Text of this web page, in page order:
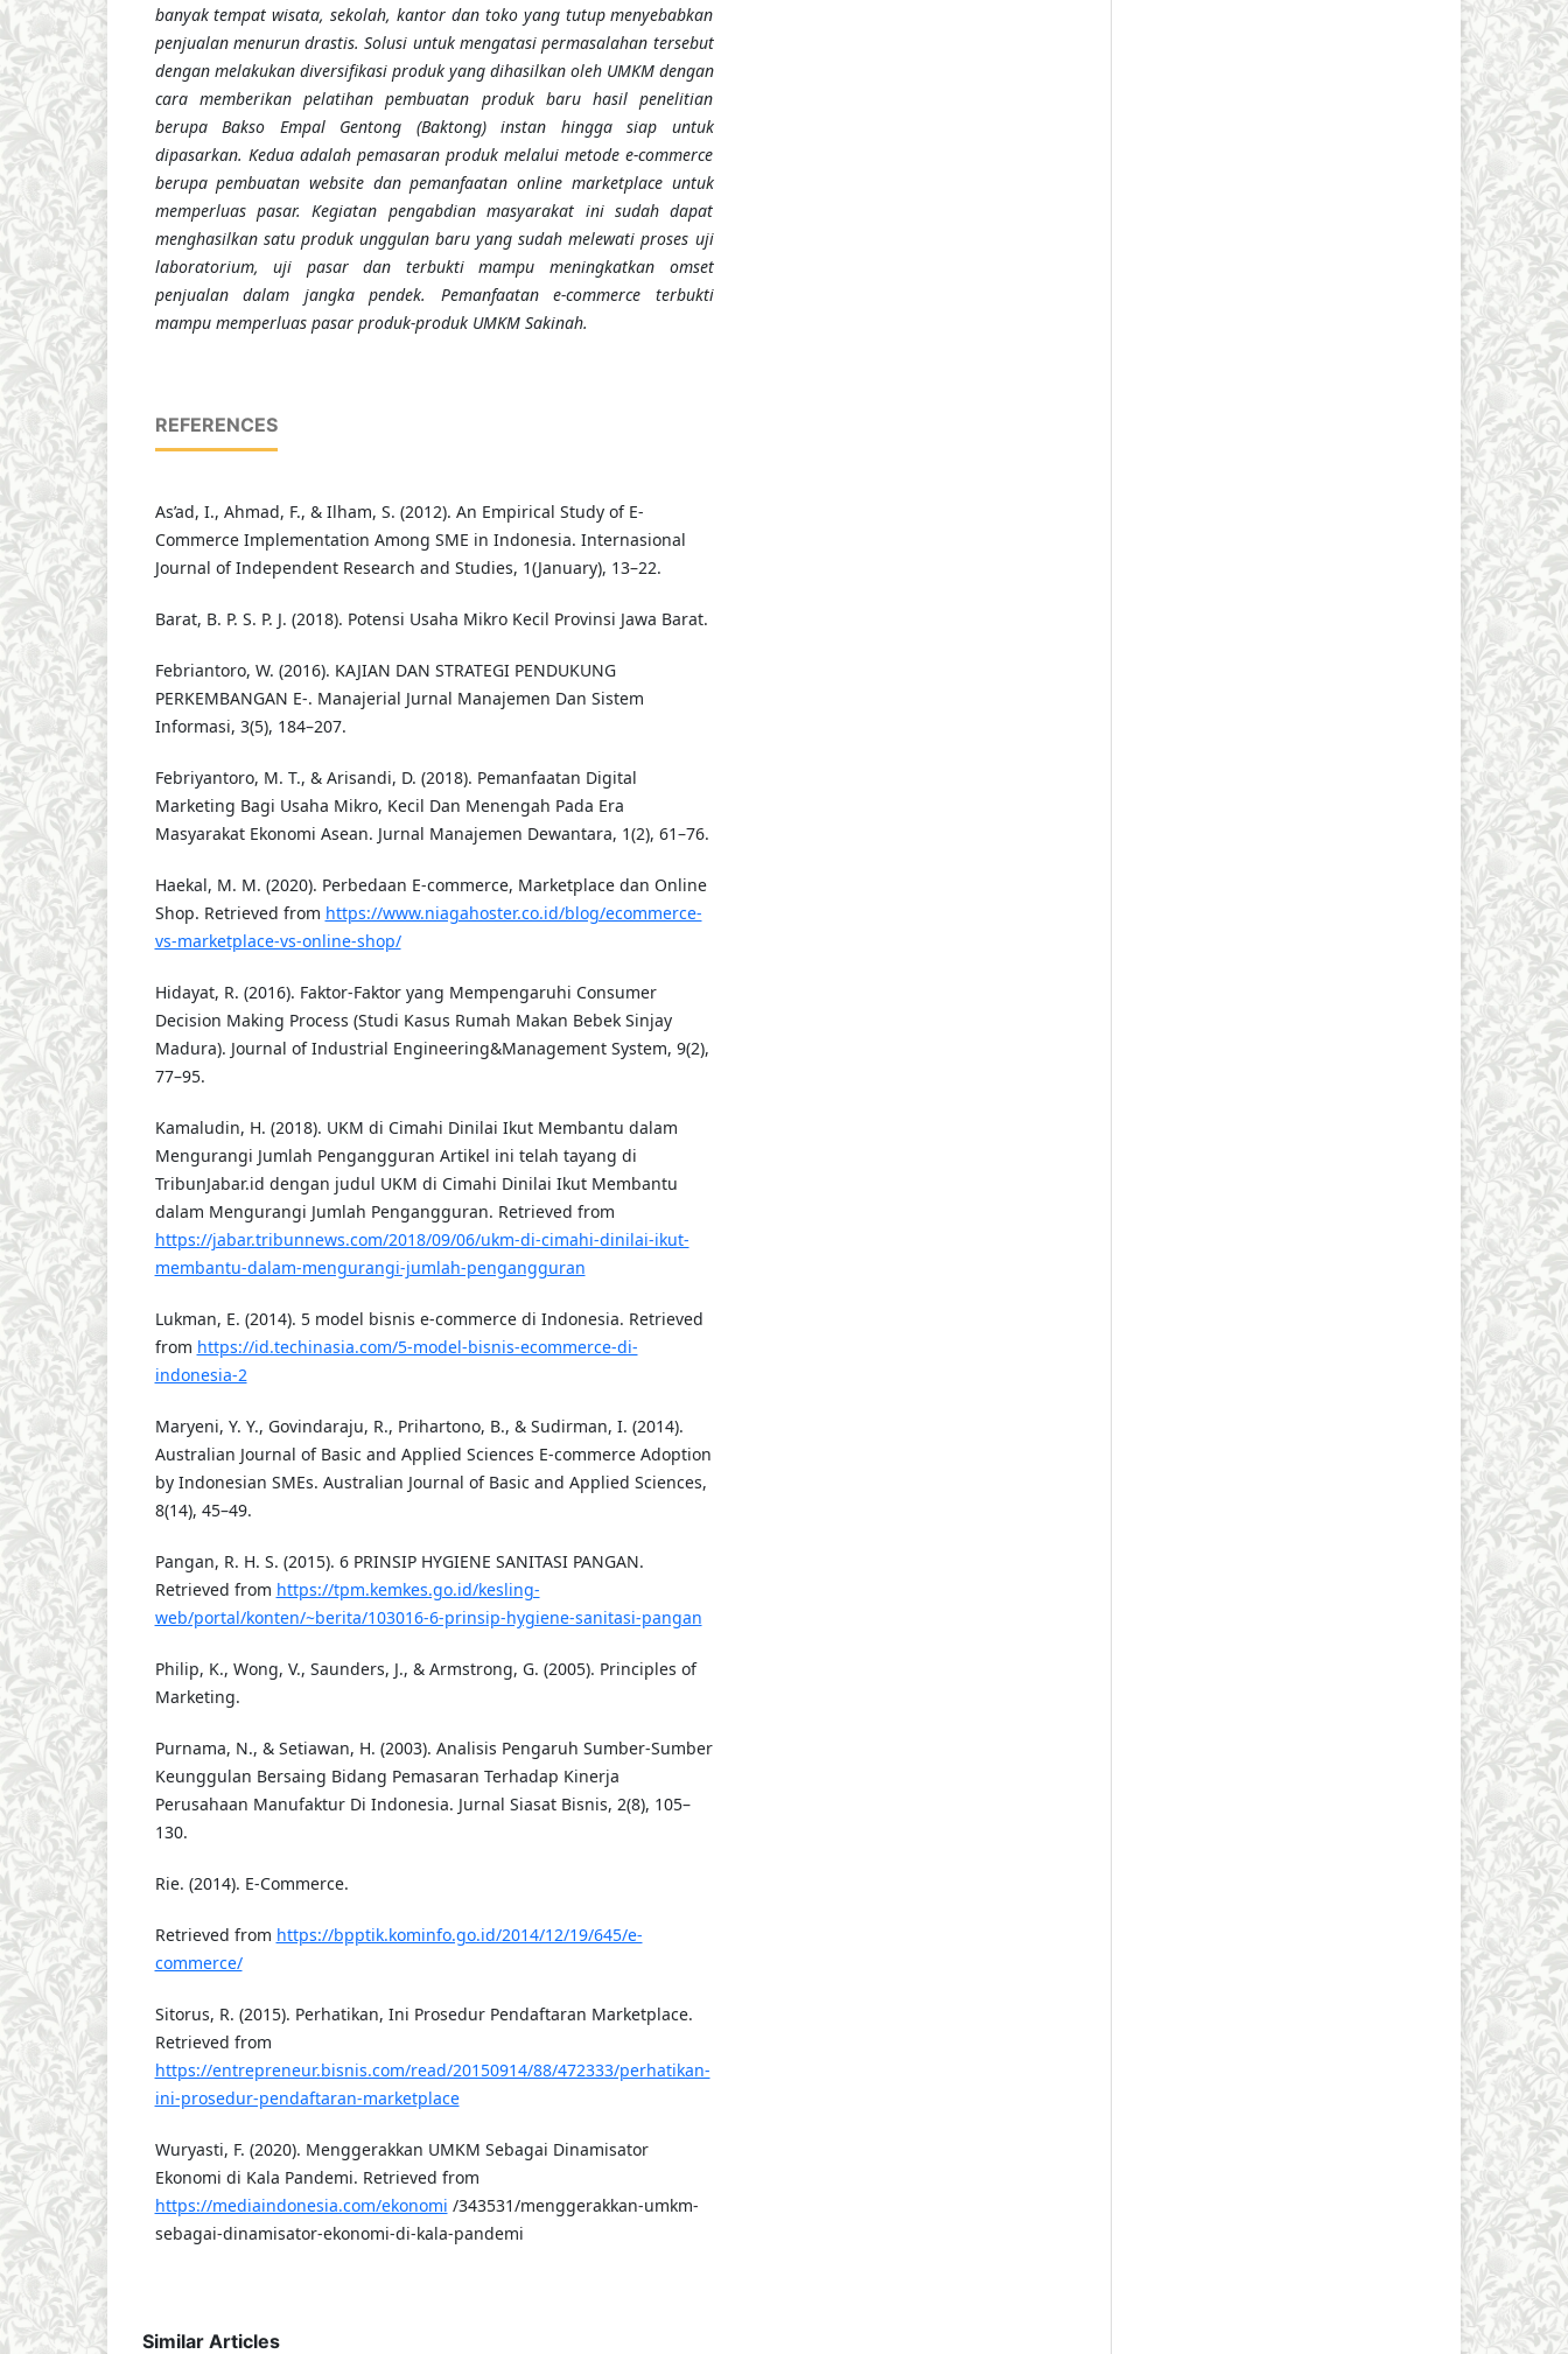
banyak tempat wisata, sekolah, kantor dan toko yang tutup menyebabkan
penjualan menurun drastis. Solusi untuk mengatasi permasalahan tersebut
dengan melakukan diversifikasi produk yang dihasilkan oleh UMKM dengan
cara memberikan pelatihan pembuatan produk baru hasil penelitian
berupa Bakso Empal Gentong (Baktong) instan hingga siap untuk
dipasarkan. Kedua adalah pemasaran produk melalui metode e-commerce
berupa pembuatan website dan pemanfaatan online marketplace untuk
memperluas pasar. Kegiatan pengabdian masyarakat ini sudah dapat
menghasilkan satu produk unggulan baru yang sudah melewati proses uji
laboratorium, uji pasar dan terbukti mampu meningkatkan omset
penjualan dalam jangka pendek. Pemanfaatan e-commerce terbukti
mampu memperluas pasar produk-produk UMKM Sakinah.
REFERENCES
As’ad, I., Ahmad, F., & Ilham, S. (2012). An Empirical Study of E-
Commerce Implementation Among SME in Indonesia. Internasional
Journal of Independent Research and Studies, 1(January), 13–22.
Barat, B. P. S. P. J. (2018). Potensi Usaha Mikro Kecil Provinsi Jawa Barat.
Febriantoro, W. (2016). KAJIAN DAN STRATEGI PENDUKUNG
PERKEMBANGAN E-. Manajerial Jurnal Manajemen Dan Sistem
Informasi, 3(5), 184–207.
Febriyantoro, M. T., & Arisandi, D. (2018). Pemanfaatan Digital
Marketing Bagi Usaha Mikro, Kecil Dan Menengah Pada Era
Masyarakat Ekonomi Asean. Jurnal Manajemen Dewantara, 1(2), 61–76.
Haekal, M. M. (2020). Perbedaan E-commerce, Marketplace dan Online
Shop. Retrieved from https://www.niagahoster.co.id/blog/ecommerce-
vs-marketplace-vs-online-shop/
Hidayat, R. (2016). Faktor-Faktor yang Mempengaruhi Consumer
Decision Making Process (Studi Kasus Rumah Makan Bebek Sinjay
Madura). Journal of Industrial Engineering&Management System, 9(2),
77–95.
Kamaludin, H. (2018). UKM di Cimahi Dinilai Ikut Membantu dalam
Mengurangi Jumlah Pengangguran Artikel ini telah tayang di
TribunJabar.id dengan judul UKM di Cimahi Dinilai Ikut Membantu
dalam Mengurangi Jumlah Pengangguran. Retrieved from
https://jabar.tribunnews.com/2018/09/06/ukm-di-cimahi-dinilai-ikut-
membantu-dalam-mengurangi-jumlah-pengangguran
Lukman, E. (2014). 5 model bisnis e-commerce di Indonesia. Retrieved
from https://id.techinasia.com/5-model-bisnis-ecommerce-di-
indonesia-2
Maryeni, Y. Y., Govindaraju, R., Prihartono, B., & Sudirman, I. (2014).
Australian Journal of Basic and Applied Sciences E-commerce Adoption
by Indonesian SMEs. Australian Journal of Basic and Applied Sciences,
8(14), 45–49.
Pangan, R. H. S. (2015). 6 PRINSIP HYGIENE SANITASI PANGAN.
Retrieved from https://tpm.kemkes.go.id/kesling-
web/portal/konten/~berita/103016-6-prinsip-hygiene-sanitasi-pangan
Philip, K., Wong, V., Saunders, J., & Armstrong, G. (2005). Principles of
Marketing.
Purnama, N., & Setiawan, H. (2003). Analisis Pengaruh Sumber-Sumber
Keunggulan Bersaing Bidang Pemasaran Terhadap Kinerja
Perusahaan Manufaktur Di Indonesia. Jurnal Siasat Bisnis, 2(8), 105–
130.
Rie. (2014). E-Commerce.
Retrieved from https://bpptik.kominfo.go.id/2014/12/19/645/e-
commerce/
Sitorus, R. (2015). Perhatikan, Ini Prosedur Pendaftaran Marketplace.
Retrieved from
https://entrepreneur.bisnis.com/read/20150914/88/472333/perhatikan-
ini-prosedur-pendaftaran-marketplace
Wuryasti, F. (2020). Menggerakkan UMKM Sebagai Dinamisator
Ekonomi di Kala Pandemi. Retrieved from
https://mediaindonesia.com/ekonomi /343531/menggerakkan-umkm-
sebagai-dinamisator-ekonomi-di-kala-pandemi
Similar Articles